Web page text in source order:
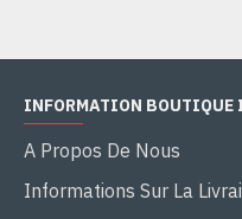
INFORMATION BOUTIQUE
A Propos De Nous
Informations Sur La